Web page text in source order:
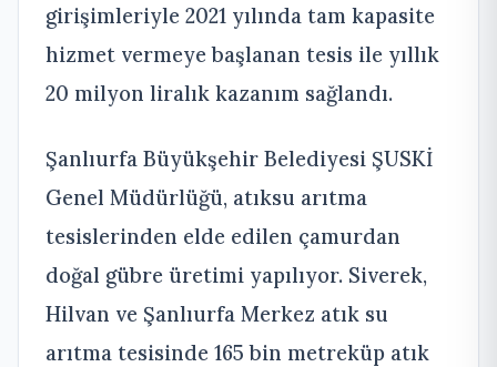
girişimleriyle 2021 yılında tam kapasite
hizmet vermeye başlanan tesis ile yıllık
20 milyon liralık kazanım sağlandı.
Şanlıurfa Büyükşehir Belediyesi ŞUSKİ
Genel Müdürlüğü, atıksu arıtma
tesislerinden elde edilen çamurdan
doğal gübre üretimi yapılıyor. Siverek,
Hilvan ve Şanlıurfa Merkez atık su
arıtma tesisinde 165 bin metreküp atık